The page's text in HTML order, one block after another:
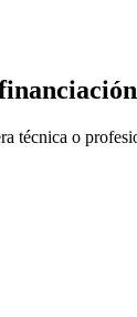
técnica o